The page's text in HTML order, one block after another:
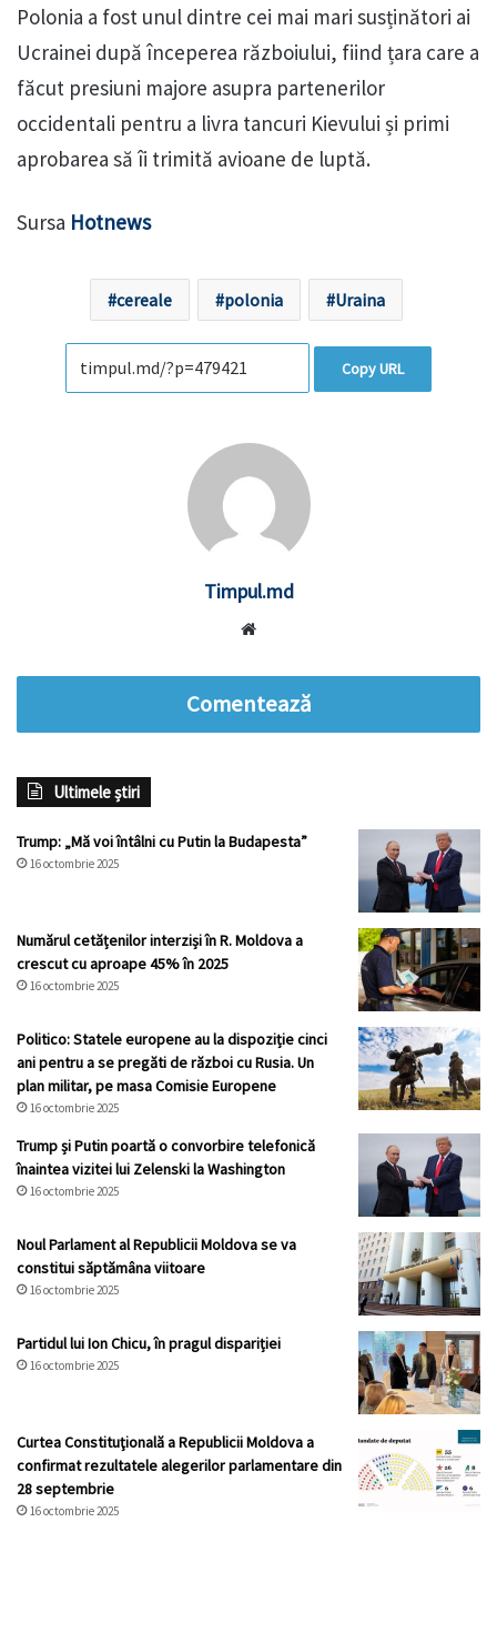
Polonia a fost unul dintre cei mai mari susținători ai
Ucrainei după începerea războiului, fiind țara care a
făcut presiuni majore asupra partenerilor
occidentali pentru a livra tancuri Kievului și primi
aprobarea să îi trimită avioane de luptă.
Sursa Hotnews
cereale polonia Uraina
Copy URL
Timpul.md
Comentează
Ultimele știri
Trump: „Mă voi întâlni cu Putin la Budapesta”
16 octombrie 2025
Numărul cetățenilor interziși în R. Moldova a
crescut cu aproape 45% în 2025
16 octombrie 2025
Politico: Statele europene au la dispoziție cinci
ani pentru a se pregăti de război cu Rusia. Un
plan militar, pe masa Comisie Europene
16 octombrie 2025
Trump și Putin poartă o convorbire telefonică
înaintea vizitei lui Zelenski la Washington
16 octombrie 2025
Noul Parlament al Republicii Moldova se va
constitui săptămâna viitoare
16 octombrie 2025
Partidul lui Ion Chicu, în pragul dispariției
16 octombrie 2025
Curtea Constituţională a Republicii Moldova a
confirmat rezultatele alegerilor parlamentare din
28 septembrie
16 octombrie 2025